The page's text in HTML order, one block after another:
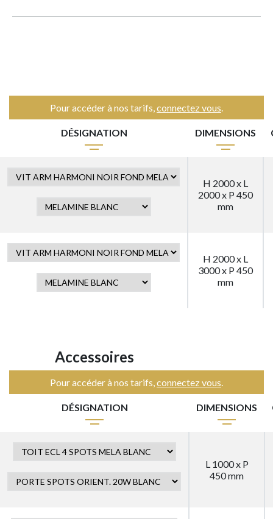
Pour accéder à nos tarifs,connectez vous.
DÉSIGNATION DIMENSIONS
H 2000 x L
2000 x P 450
mm
H 2000 x L
3000 x P 450
mm
Accessoires
Pour accéder à nos tarifs,connectez vous.
DÉSIGNATION DIMENSIONS
L 1000 x P
450 mm